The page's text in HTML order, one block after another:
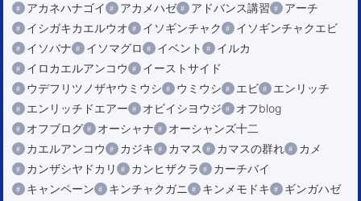
アカネハナゴイ
アカメハゼ アドバンス講習
アーチ
イシガキカエルウオ
イソギンチャク
イソギンチャクエビ
イソバナ
イソマグロ イベント
イルカ
イロカエルアンコウ
イーストサイド
ウデフリツノザヤウミウシ
ウミウシ エビ
エンリッチ
エンリッチドエアー
オビイシヨウジ
オフblog
オフブログ
オーシャナ
オーシャンズ十二
カエルアンコウ
カジキ カマス カマスの群れ
カメ
カンザシヤドカリ
カンヒザクラ
カーチバイ
キャンペーン
キンチャクガニ キンメモドキ
ギンガハゼ